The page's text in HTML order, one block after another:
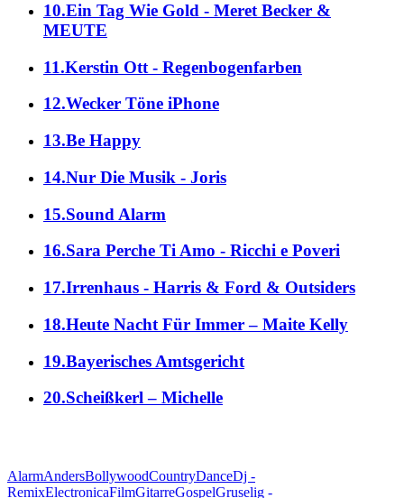
10.Ein Tag Wie Gold - Meret Becker &
MEUTE
11.Kerstin Ott - Regenbogenfarben
12.Wecker Töne iPhone
13.Be Happy
14.Nur Die Musik - Joris
15.Sound Alarm
16.Sara Perche Ti Amo - Ricchi e Poveri
17.Irrenhaus - Harris & Ford & Outsiders
18.Heute Nacht Für Immer – Maite Kelly
19.Bayerisches Amtsgericht
20.Scheißkerl – Michelle
AlarmAndersBollywoodCountryDanceDj -
RemixElectronicaFilmGitarreGospelGruselig -